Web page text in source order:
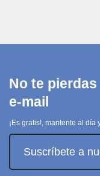
No te
e-mail
¡Es gratis!, mantente al día
Suscríbete a